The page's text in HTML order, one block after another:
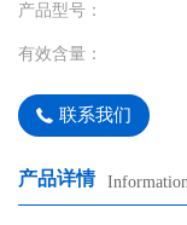
产品型号：
有效含量：
联系我们
产品详情